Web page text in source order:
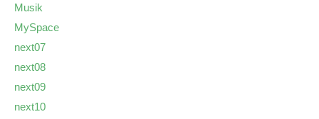
Musik
MySpace
next07
next08
next09
next10